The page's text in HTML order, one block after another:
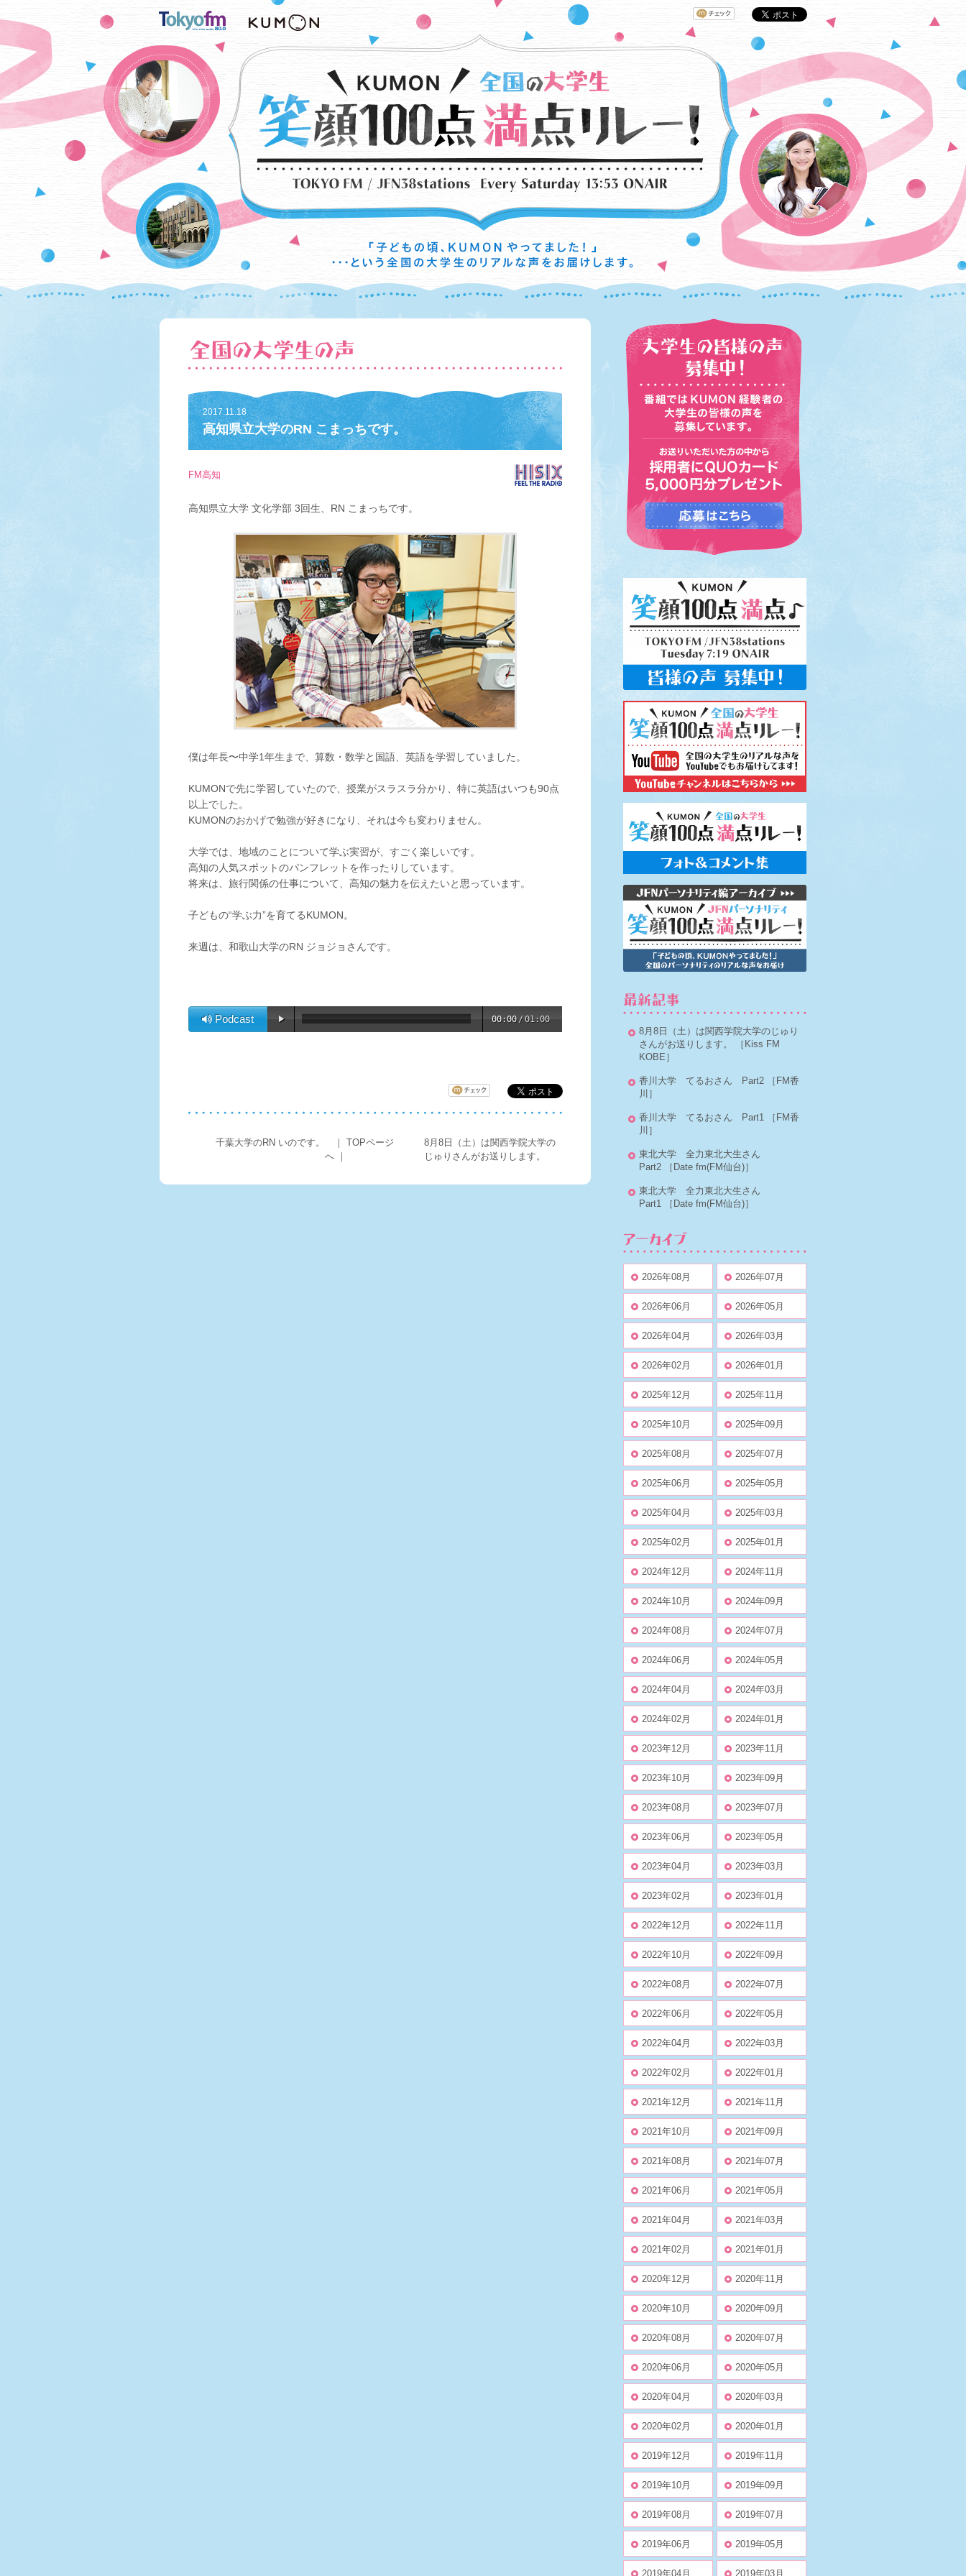
2017.11.18
高知県立大学のRN こまっちです。
FM高知
高知県立大学 文化学部 3回生、RN こまっちです。
僕は年長〜中学1年生まで、算数・数学と国語、英語を学習していました。
KUMONで先に学習していたので、授業がスラスラ分かり、特に英語はいつも90点
以上でした。
KUMONのおかげで勉強が好きになり、それは今も変わりません。
大学では、地域のことについて学ぶ実習が、すごく楽しいです。
高知の人気スポットのパンフレットを作ったりしています。
将来は、旅行関係の仕事について、高知の魅力を伝えたいと思っています。
子どもの“学ぶ力”を育てるKUMON。
来週は、和歌山大学のRN ジョジョさんです。
Podcast 00:00 /01:00
千葉大学のRN いのです。 ｜ TOPページ
へ ｜
8月8日（土）は関西学院大学の
じゅりさんがお送りします。
8月8日（土）は関西学院大学のじゅり
さんがお送りします。
［Kiss FM
KOBE］
香川大学 てるおさん Part2
［FM香
川］
香川大学 てるおさん Part1
［FM香
川］
東北大学 全力東北大生さん
Part2
［Date fm(FM仙台)］
東北大学 全力東北大生さん
Part1
［Date fm(FM仙台)］
2026年08月 2026年07月
2026年06月 2026年05月
2026年04月 2026年03月
2026年02月 2026年01月
2025年12月 2025年11月
2025年10月 2025年09月
2025年08月 2025年07月
2025年06月 2025年05月
2025年04月 2025年03月
2025年02月 2025年01月
2024年12月 2024年11月
2024年10月 2024年09月
2024年08月 2024年07月
2024年06月 2024年05月
2024年04月 2024年03月
2024年02月 2024年01月
2023年12月 2023年11月
2023年10月 2023年09月
2023年08月 2023年07月
2023年06月 2023年05月
2023年04月 2023年03月
2023年02月 2023年01月
2022年12月 2022年11月
2022年10月 2022年09月
2022年08月 2022年07月
2022年06月 2022年05月
2022年04月 2022年03月
2022年02月 2022年01月
2021年12月 2021年11月
2021年10月 2021年09月
2021年08月 2021年07月
2021年06月 2021年05月
2021年04月 2021年03月
2021年02月 2021年01月
2020年12月 2020年11月
2020年10月 2020年09月
2020年08月 2020年07月
2020年06月 2020年05月
2020年04月 2020年03月
2020年02月 2020年01月
2019年12月 2019年11月
2019年10月 2019年09月
2019年08月 2019年07月
2019年06月 2019年05月
2019年04月 2019年03月